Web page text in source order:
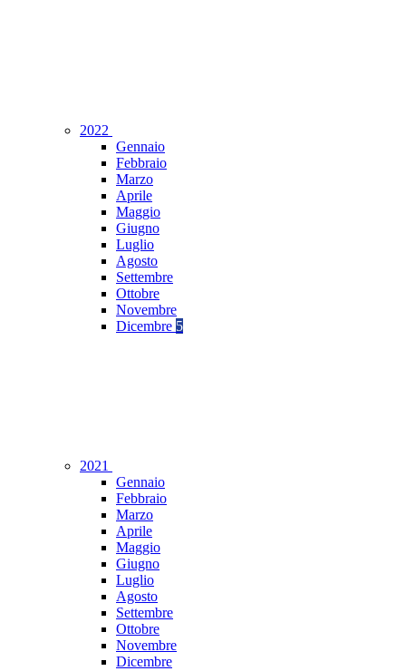
2022
Gennaio
Febbraio
Marzo
Aprile
Maggio
Giugno
Luglio
Agosto
Settembre
Ottobre
Novembre
Dicembre 5
2021
Gennaio
Febbraio
Marzo
Aprile
Maggio
Giugno
Luglio
Agosto
Settembre
Ottobre
Novembre
Dicembre